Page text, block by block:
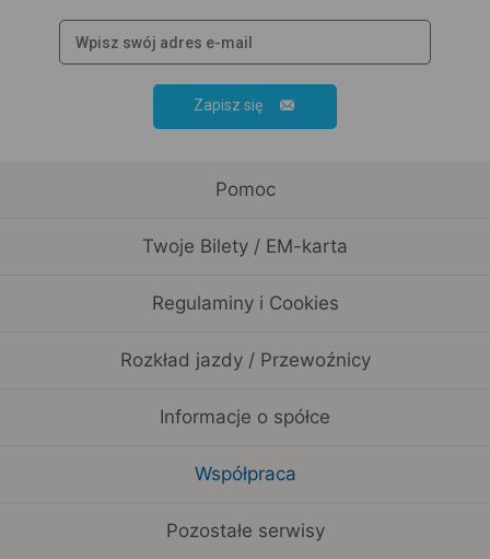
Zapisz się
Pomoc
Twoje Bilety / EM-karta
Regulaminy i Cookies
Rozkład jazdy / Przewoźnicy
Informacje o spółce
Współpraca
Pozostałe serwisy